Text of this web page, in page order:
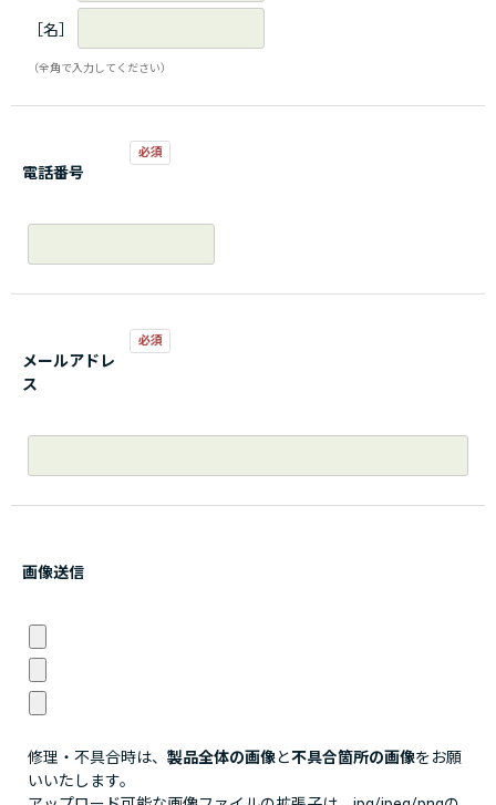
［名］
（全角で入力してください）
電話番号
メールアドレ
ス
画像送信
修理・不具合時は、 製品全体の画像と不具合箇所の画像をお願
いいたします。